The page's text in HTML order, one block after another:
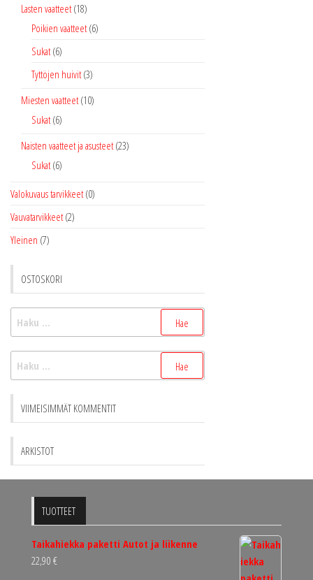
Lasten vaatteet (18)
Poikien vaatteet (6)
Sukat (6)
Tyttöjen huivit (3)
Miesten vaatteet (10)
Sukat (6)
Naisten vaatteet ja asusteet (23)
Sukat (6)
Valokuvaus tarvikkeet (0)
Vauvatarvikkeet (2)
Yleinen (7)
OSTOSKORI
VIIMEISIMMÄT KOMMENTIT
ARKISTOT
TUOTTEET
Taikahiekka paketti Autot ja liikenne
22,90 €